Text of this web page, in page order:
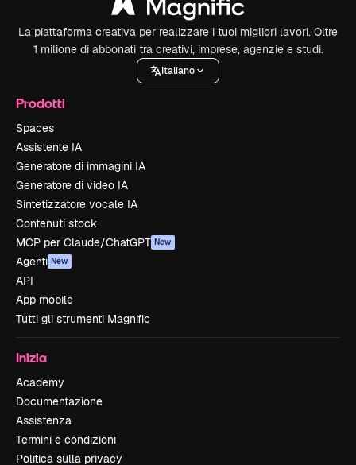
La piattaforma creativa per realizzare i tuoi migliori lavori. Oltre
1 milione di abbonati tra creativi, imprese, agenzie e studi.
Italiano
Prodotti
Spaces
Assistente IA
Generatore di immagini IA
Generatore di video IA
Sintetizzatore vocale IA
Contenuti stock
MCP per Claude/ChatGPT New
Agenti New
API
App mobile
Tutti gli strumenti Magnific
Inizia
Academy
Documentazione
Assistenza
Termini e condizioni
Politica sulla privacy